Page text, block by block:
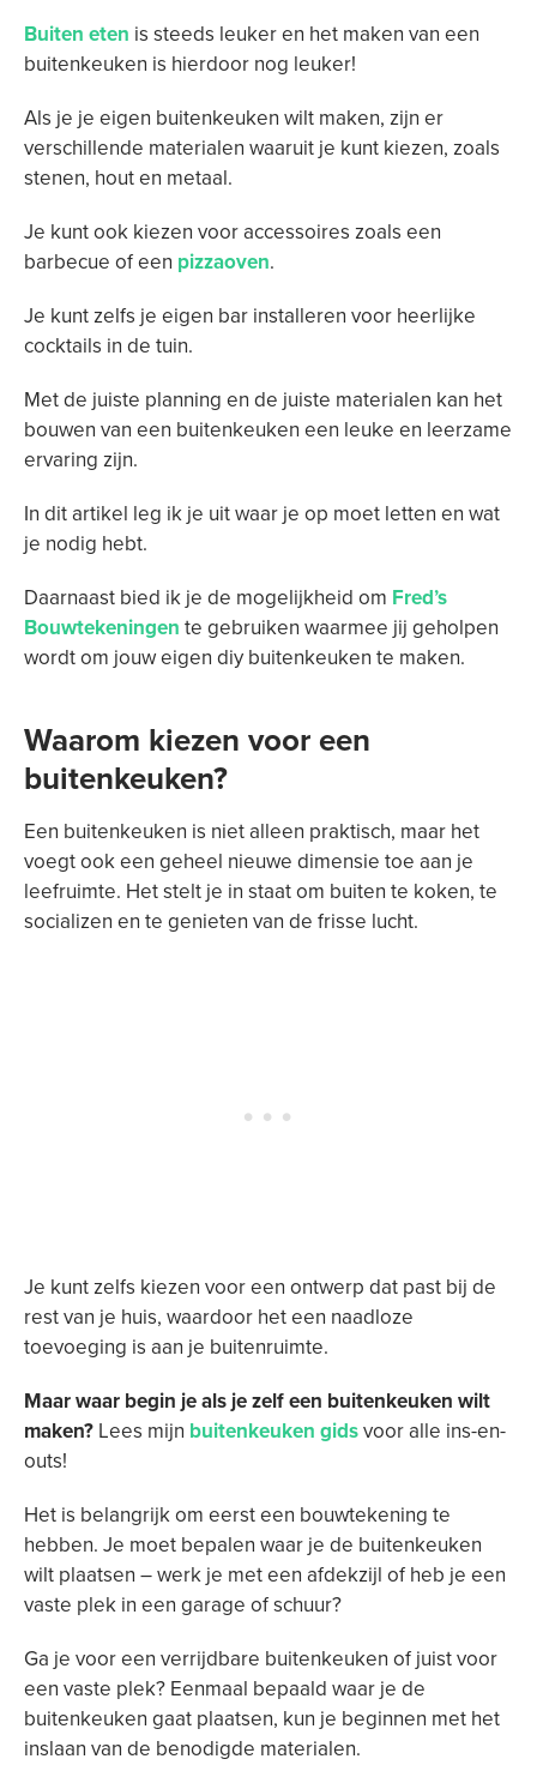
Buiten eten is steeds leuker en het maken van een
buitenkeuken is hierdoor nog leuker!
Als je je eigen buitenkeuken wilt maken, zijn er
verschillende materialen waaruit je kunt kiezen, zoals
stenen, hout en metaal.
Je kunt ook kiezen voor accessoires zoals een
barbecue of een pizzaoven.
Je kunt zelfs je eigen bar installeren voor heerlijke
cocktails in de tuin.
Met de juiste planning en de juiste materialen kan het
bouwen van een buitenkeuken een leuke en leerzame
ervaring zijn.
In dit artikel leg ik je uit waar je op moet letten en wat
je nodig hebt.
Daarnaast bied ik je de mogelijkheid om Fred’s
Bouwtekeningen te gebruiken waarmee jij geholpen
wordt om jouw eigen diy buitenkeuken te maken.
Waarom kiezen voor een
buitenkeuken?
Een buitenkeuken is niet alleen praktisch, maar het
voegt ook een geheel nieuwe dimensie toe aan je
leefruimte. Het stelt je in staat om buiten te koken, te
socializen en te genieten van de frisse lucht.
Je kunt zelfs kiezen voor een ontwerp dat past bij de
rest van je huis, waardoor het een naadloze
toevoeging is aan je buitenruimte.
Maar waar begin je als je zelf een buitenkeuken wilt
maken? Lees mijn buitenkeuken gidsvoor alle ins-en-
outs!
Het is belangrijk om eerst een bouwtekening te
hebben. Je moet bepalen waar je de buitenkeuken
wilt plaatsen – werk je met een afdekzijl of heb je een
vaste plek in een garage of schuur?
Ga je voor een verrijdbare buitenkeuken of juist voor
een vaste plek? Eenmaal bepaald waar je de
buitenkeuken gaat plaatsen, kun je beginnen met het
inslaan van de benodigde materialen.